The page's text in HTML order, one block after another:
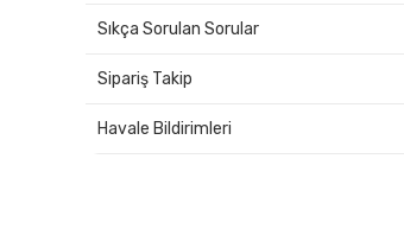
Sıkça Sorulan Sorular
Sipariş Takip
Havale Bildirimleri